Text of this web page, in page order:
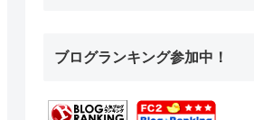
ブログランキング参加中！